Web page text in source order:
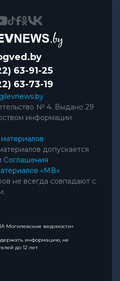
63-91-25
63-73-19
№ 4. Выдано 29
информации
допускается
Соглашения
«МВ»
не всегда совпадают с
ведомости»
информацию, не
до 12 лет